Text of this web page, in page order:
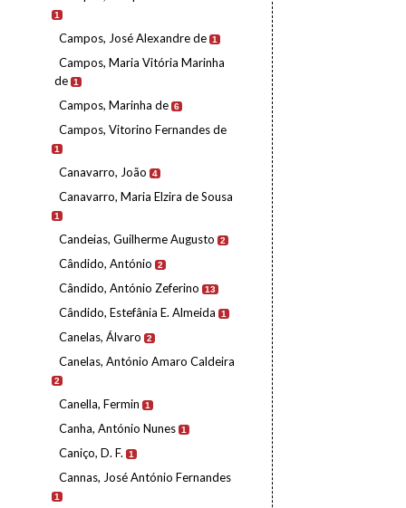
1
Campos, José Alexandre de 1
Campos, Maria Vitória Marinha
de 1
Campos, Marinha de 6
Campos, Vitorino Fernandes de
1
Canavarro, João 4
Canavarro, Maria Elzira de Sousa
1
Candeias, Guilherme Augusto 2
Cândido, António 2
Cândido, António Zeferino 13
Cândido, Estefânia E. Almeida 1
Canelas, Álvaro 2
Canelas, António Amaro Caldeira
2
Canella, Fermin 1
Canha, António Nunes 1
Caniço, D. F. 1
Cannas, José António Fernandes
1